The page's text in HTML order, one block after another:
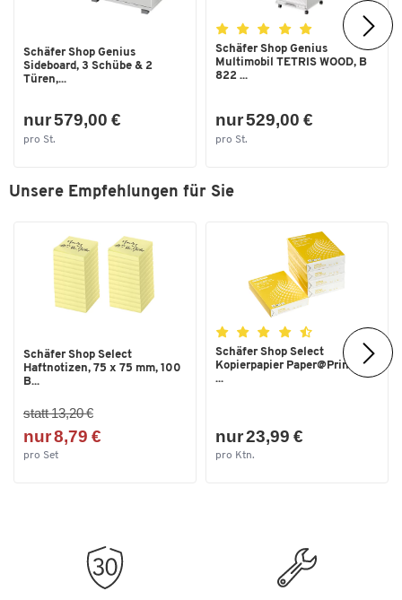
Farbe weiß
Außenbreite [mm] 1200
Außentiefe [mm] 500
Schäfer Shop Genius
Sideboard, 3 Schübe & 2
Türen,...
nur 579,00 €
pro St.
Schäfer Shop Genius
Multimobil TETRIS WOOD, B
822 ...
nur 529,00 €
pro St.
Unsere Empfehlungen für Sie
Schäfer Shop Select
Haftnotizen, 75 x 75 mm, 100
B...
statt 13,20 €
nur 8,79 €
pro Set
Schäfer Shop Select
Kopierpapier Paper@Print, DIN
...
nur 23,99 €
pro Ktn.